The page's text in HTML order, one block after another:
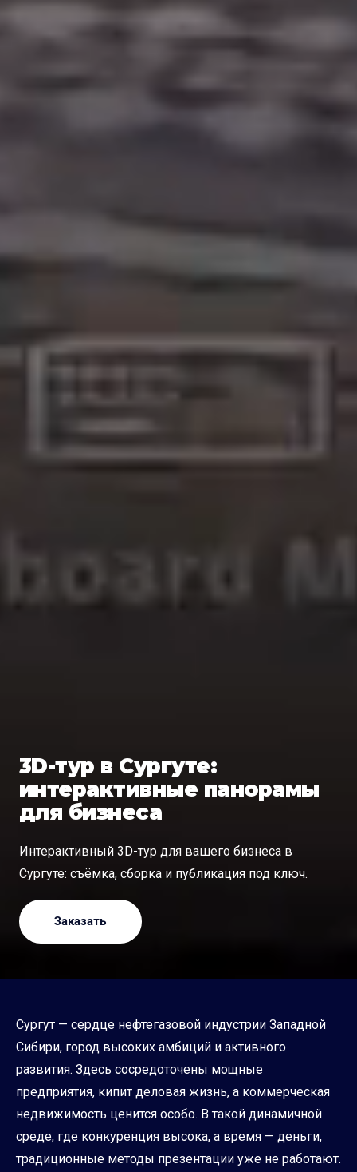
3D-тур в Сургуте:
интерактивные панорамы
для бизнеса
Интерактивный 3D-тур для вашего бизнеса в
Сургуте: съёмка, сборка и публикация под ключ.
Заказать
Сургут — сердце нефтегазовой индустрии Западной
Сибири, город высоких амбиций и активного
развития. Здесь сосредоточены мощные
предприятия, кипит деловая жизнь, а коммерческая
недвижимость ценится особо. В такой динамичной
среде, где конкуренция высока, а время — деньги,
традиционные методы презентации уже не работают.